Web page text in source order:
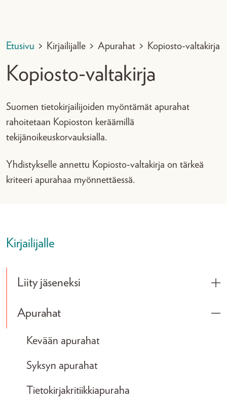
Etusivu > Kirjailijalle > Apurahat > Kopiosto-valtakirja
Kopiosto-valtakirja
Suomen tietokirjailijoiden myöntämät apurahat
rahoitetaan Kopioston keräämillä
tekijänoikeuskorvauksialla.
Yhdistykselle annettu Kopiosto-valtakirja on tärkeä
kriteeri apurahaa myönnettäessä.
Kirjailijalle
Liity jäseneksi
Apurahat
Kevään apurahat
Syksyn apurahat
Tietokirjakritiikkiapuraha